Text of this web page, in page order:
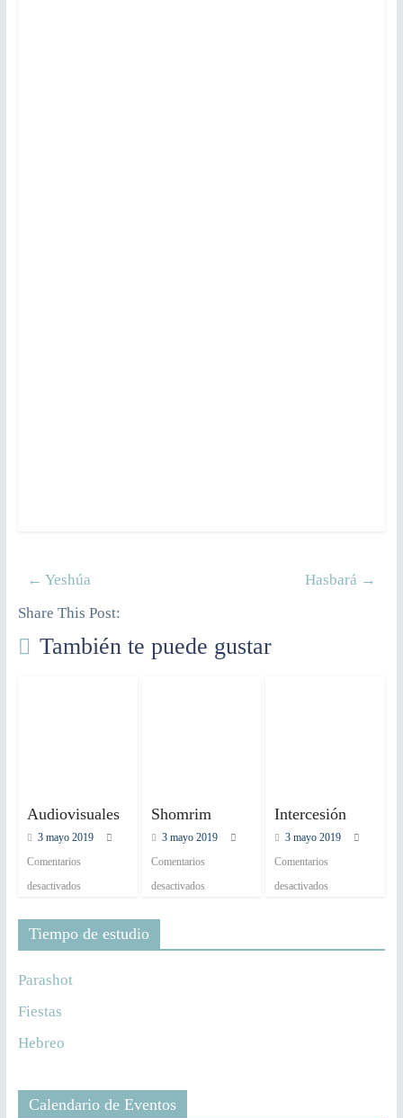
← Yeshúa Hasbará →
Share This Post:
También te puede gustar
Audiovisuales
3 mayo 2019
Comentarios
desactivados
Shomrim
3 mayo 2019
Comentarios
desactivados
Intercesión
3 mayo 2019
Comentarios
desactivados
Tiempo de estudio
Parashot
Fiestas
Hebreo
Calendario de Eventos